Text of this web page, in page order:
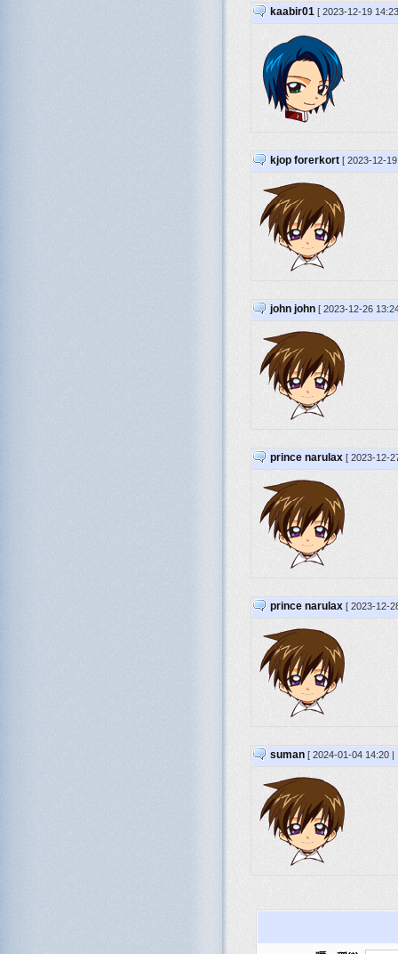
kaabir01 [ 2023-12-19
kjop forerkort [ 2023-12-
john john [ 2023-12-26
prince narulax [ 2023-12-
prince narulax [ 2023-12-
suman [ 2024-01-04 14:20 |